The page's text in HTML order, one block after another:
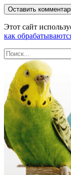
Этот сайт
как